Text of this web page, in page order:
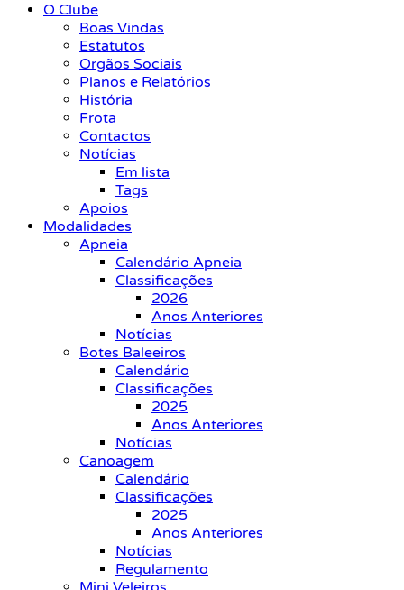
O Clube
Boas Vindas
Estatutos
Orgãos Sociais
Planos e Relatórios
História
Frota
Contactos
Notícias
Em lista
Tags
Apoios
Modalidades
Apneia
Calendário Apneia
Classificações
2026
Anos Anteriores
Notícias
Botes Baleeiros
Calendário
Classificações
2025
Anos Anteriores
Notícias
Canoagem
Calendário
Classificações
2025
Anos Anteriores
Notícias
Regulamento